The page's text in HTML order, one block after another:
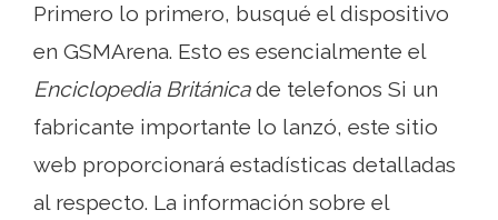
Primero lo primero, busqué el dispositivo
en GSMArena. Esto es esencialmente el
Enciclopedia Británicade telefonos Si un
fabricante importante lo lanzó, este sitio
web proporcionará estadísticas detalladas
al respecto. La información sobre el